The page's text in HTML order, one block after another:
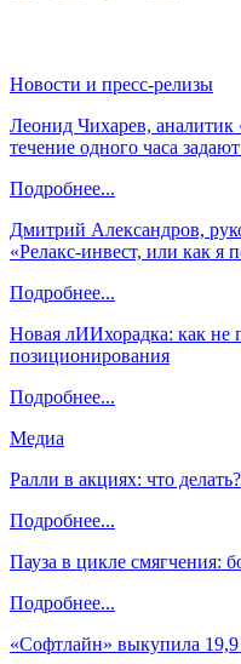
Новости и пресс-релизы
Леонид Чихарев,
течение одного часа
Подробнее...
Дмитрий Александров,
«Релакс-инвест, или как я
Подробнее...
Новая лИИхорадка: как не
позиционирования
Подробнее...
Медиа
Ралли в акциях: что
Подробнее...
Пауза в цикле смягчения:
Подробнее...
«Софтлайн» выкупила